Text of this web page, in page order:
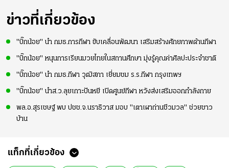
ข่าวที่เกี่ยวข้อง
"บิ๊กน้อย" นำ กมธ.การกีฬา ขับเคลื่อนพัฒนา เสริมสร้างศักยภาพด้านกีฬา
"บิ๊กน้อย" หนุนการเรียนมวยไทยในสถานศึกษา มุ่งรู้คุณค่าศิลปะประจำชาติ
"บิ๊กน้อย" นำ กมธ.กีฬา วุฒิสภา เยี่ยมชม ร.ร.กีฬา กรุงเทพฯ
"บิ๊กน้อย" นำส.ว.ลุยเกาะปันหยี เปิดศูนย์กีฬา หวังส่งเสริมออกกำลังกาย
พล.อ.สุรเชษฐ์ พบ ปชช.จ.นราธิวาส มอบ "เตาเผาถ่านชีวมวล" ช่วยชาว
บ้าน
แท็กที่เกี่ยวข้อง